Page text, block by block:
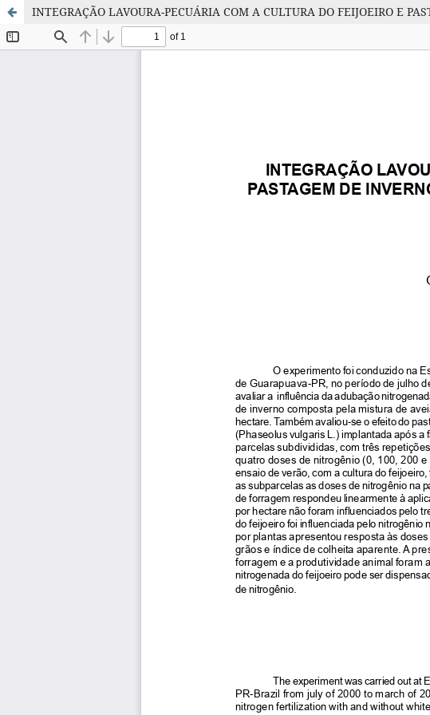
INTEGRAÇÃO LAVOURA-PECUÁRIA COM A CULTURA DO FEIJOEIRO E